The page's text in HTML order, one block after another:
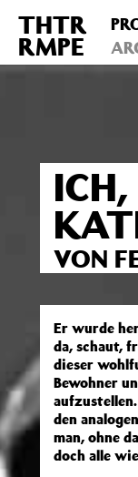
Deprecated : Die
includes/
THTR
RMPE
VON
Er wurde
da, schaut,
dieser
Bewohner
den
man, ohne
doch alle